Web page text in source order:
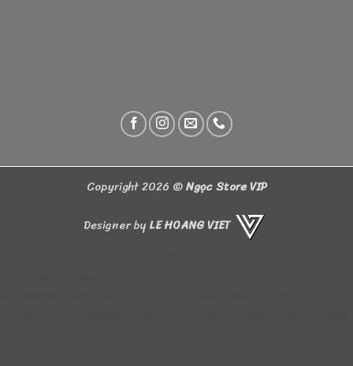
Copyright 2026 ©Ngọc Store VIP
Designer byLE HOANG VIET